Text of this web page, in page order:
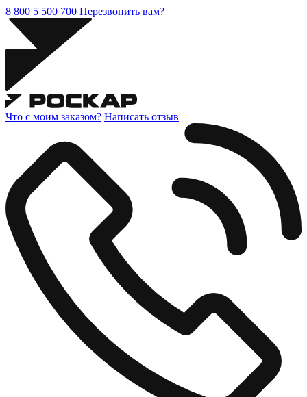
8 800 5 500 700 Перезвонить вам?
Что с моим заказом? Написать отзыв